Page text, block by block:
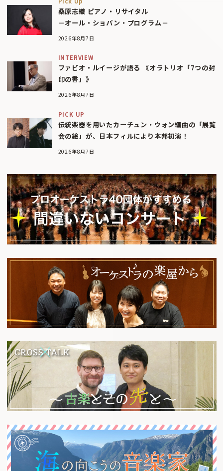
桑原志織 ピアノ・リサイタル
－オール・ショパン・プログラム－
2026年8月7日
INTERVIEW
ファビオ・ルイージが語る 《オラトリオ「7つの封
印の書」》
2026年8月7日
PICK UP
伝統楽器を用いたカーチュン・ウォン編曲の「展覧
会の絵」が、日本フィルにより本邦初演！
2026年8月7日